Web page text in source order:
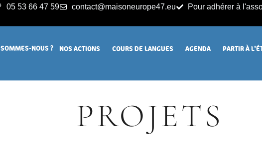
05 53 66 47 59 contact@maisoneurope47.eu Pour adhérer à
NOUS ? NOS ACTIONS COURS DE LANGUES AGENDA PARTIR À
PROJETS